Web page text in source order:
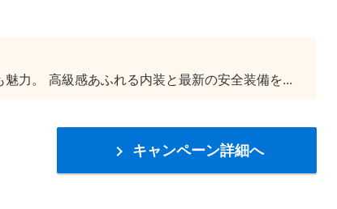
力。 高級感あふれる内装と最新の安全装備を...
 キャンペーン詳細へ